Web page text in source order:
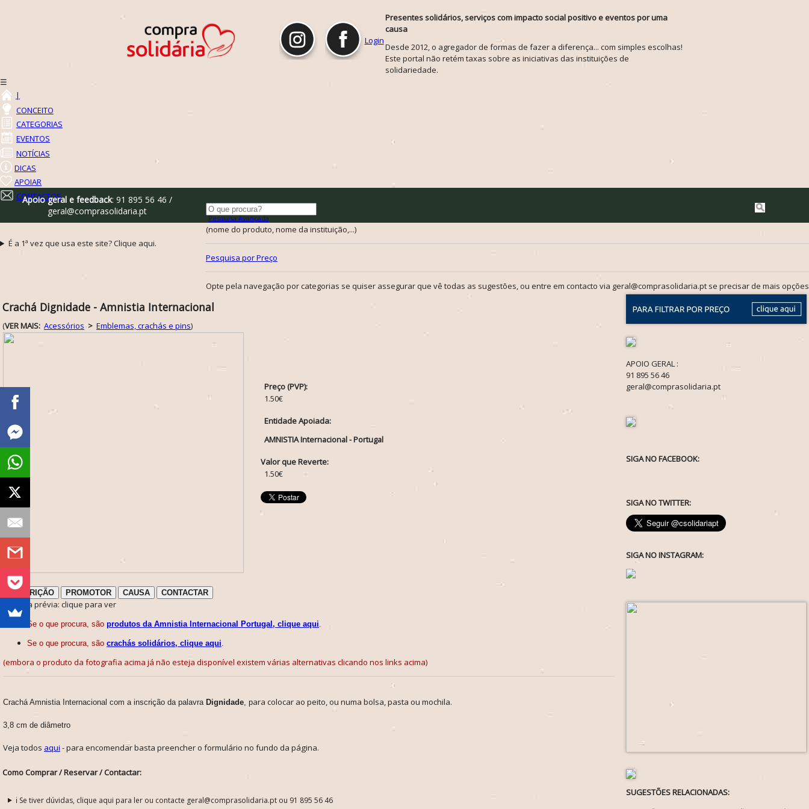
Login
Presentes solidários, serviços com impacto social positivo e eventos por uma
causa
Desde 2012, o agregador de formas de fazer a diferença... com simples escolhas!
Este portal não retém taxas sobre as iniciativas das instituições de
solidariedade.
☰
|
CONCEITO
CATEGORIAS
EVENTOS
NOTÍCIAS
DICAS
APOIAR
CONTACTOS
Pesquisa Avançada
(nome do produto, nome da instituição,...)
Pesquisa por Preço
Opte pela navegação por categorias se quiser assegurar que vê todas as sugestões, ou entre em contacto via geral@comprasolidaria.pt se precisar de mais opções
Apoio geral e feedback: 91 895 56 46 /
geral@comprasolidaria.pt
É a 1ª vez que usa este site? Clique aqui.
Crachá Dignidade - Amnistia Internacional
(VER MAIS: Acessórios > Emblemas, crachás e pins)
Preço (PVP):
1.50€
Entidade Apoiada:
AMNISTIA Internacional - Portugal
Valor que Reverte:
1.50€
DESCRIÇÃO PROMOTOR CAUSA CONTACTAR
ℹ️ Nota prévia: clique para ver
Se o que procura, são produtos da Amnistia Internacional Portugal, clique aqui
Se o que procura, são crachás solidários, clique aqui
(embora o produto da fotografia acima já não esteja disponível existem várias alternativas clicando nos links acima)
Crachá Amnistia Internacional com a inscrição da palavra Dignidade, para colocar ao peito, ou numa bolsa, pasta ou mochila.
3,8 cm de diâmetro
Veja todos aqui - para encomendar basta preencher o formulário no fundo da página.
Como Comprar / Reservar / Contactar:
ℹ️ Se tiver dúvidas, clique aqui para ler ou contacte geral@comprasolidaria.pt ou 91 895 56 46
APOIO GERAL :
91 895 56 46
geral@comprasolidaria.pt
SIGA NO FACEBOOK:
SIGA NO TWITTER:
SIGA NO INSTAGRAM:
SUGESTÕES RELACIONADAS: